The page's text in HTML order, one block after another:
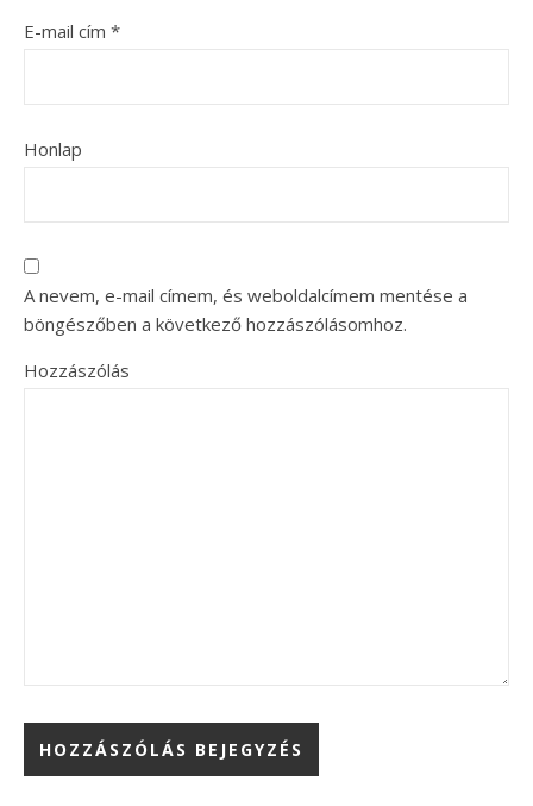
E-mail cím *
Honlap
A nevem, e-mail címem, és weboldalcímem mentése a
böngészőben a következő hozzászólásomhoz.
Hozzászólás